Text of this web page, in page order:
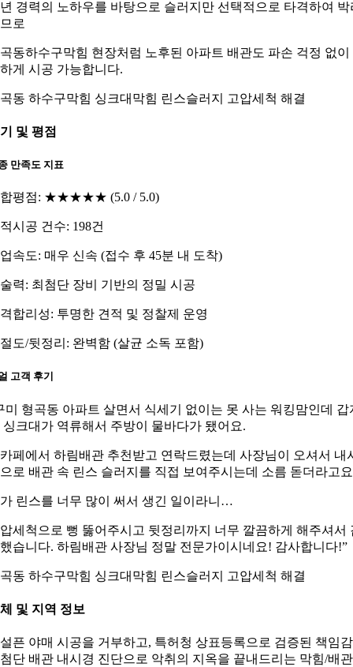
경력의 노하우를 바탕으로 슬러지만 선택적으로 타격하여 박
로
동하수구막힘 현장처럼 노후된 아파트 배관도 파손 걱정 없이
게 시공 가능합니다.
동 하수구막힘 싱크대막힘 린스슬러지 고압세척 해결
및 평점
만족도 지표
평점: ★★★★★ (5.0 / 5.0)
시공 건수: 198건
속도: 매우 신속 (접수 후 45분 내 도착)
력: 최첨단 장비 기반의 정밀 시공
합리성: 투명한 견적 및 정찰제 운영
도/뒷정리: 완벽함 (살균 소독 포함)
고객 후기
미 형곡동 아파트 살면서 식세기 없이는 못 사는 워킹맘인데 갑
싱크대가 역류해서 주방이 물바다가 됐어요.
페에서 하림배관 추천받고 연락드렸는데 사장님이 오셔서 내
로 배관 속 린스 슬러지를 직접 보여주시는데 소름 돋더라고
린스를 너무 많이 써서 생긴 일이라니…
세척으로 뻥 뚫어주시고 뒷정리까지 너무 깔끔하게 해주셔서
습니다. 하림배관 사장님 정말 전문가이시네요! 감사합니다!”
동 하수구막힘 싱크대막힘 린스슬러지 고압세척 해결
및 지역 정보
픈 야매 시공을 거부하고, 특허청 상표등록으로 검증된 책임
단 배관 내시경 진단으로 악취의 지옥을 끝내드리는 막힘/배관